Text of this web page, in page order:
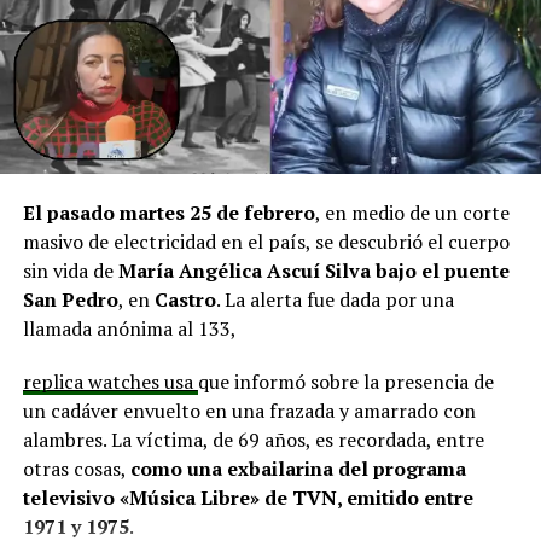
aprobadas que aún esperan financiamiento, como la
infraestructura del Club Deportivo Bernardo O’Higgins
y el cierre perimetral del Club Deportivo Aucar, obras
fundamentales para el desarrollo comunitario.
El alcalde de Quemchi, Javier Ugarte, expresó una
situación similar, señalando que en su comuna tienen
proyectos elegibles tanto en PMU como en PMB, pero
que hasta la fecha no han recibido respuesta clara sobre
si se entregarán los recursos. “Preocupa esta situación,
estos son proyectos que vienen trabajándose desde
hace tiempo y que hoy están en riesgo por la falta de
En la comuna deCuraco de Vélez, la alcaldesa Javiera
Yáñezindicó que históricamente la Subdere ha apoyado
a los municipios en diversos proyectos y que confía en
que durante el año se asignen nuevos recursos, aunque
reconoció una disminución evidente en comparación
El pasado martes 25 de febrero, en medio de un corte
masivo de electricidad en el país, se descubrió el cuerpo
sin vida deMaría Angélica Ascuí Silvabajo el puente
San Pedro, en Castro. La alerta fue dada por una
llamada anónima al 133,
replica watches usa que informó sobre la presencia de
un cadáver envuelto en una frazada y amarrado con
alambres. La víctima, de 69 años, es recordada, entre
otras cosas, como una exbailarina del programa
televisivo «Música Libre» de TVN, emitido entre
1971 y 1975.